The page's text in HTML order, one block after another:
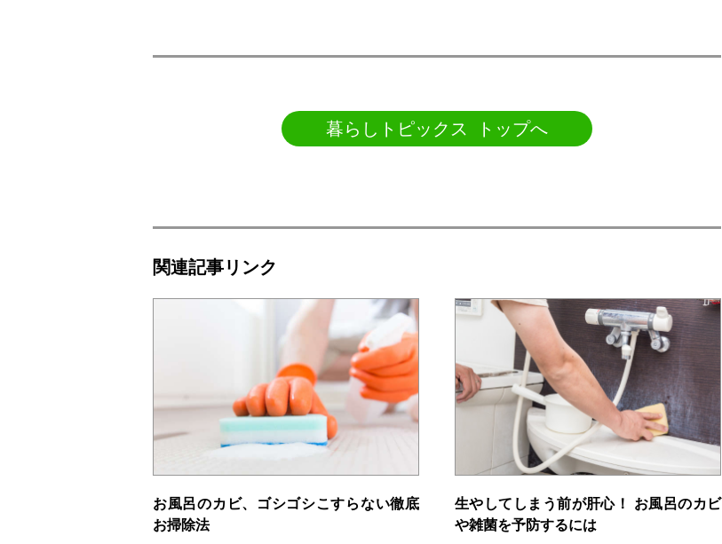
暮らしトピックス トップへ
関連記事リンク
生やしてしまう前が肝心！ お風呂のカビ
や雑菌を予防するには
お風呂のカビ、ゴシゴシこすらない徹底
お掃除法